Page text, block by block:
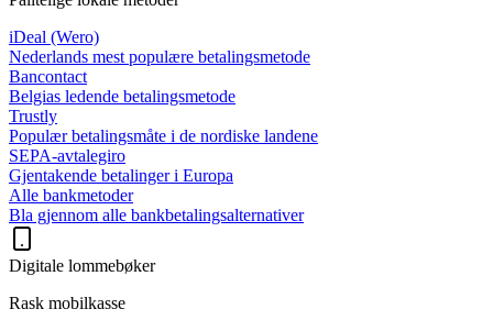
iDeal (Wero)
Nederlands mest populære betalingsmetode
Bancontact
Belgias ledende betalingsmetode
Trustly
Populær betalingsmåte i de nordiske landene
SEPA-avtalegiro
Gjentakende betalinger i Europa
Alle bankmetoder
Bla gjennom alle bankbetalingsalternativer
Digitale lommebøker
Rask mobilkasse